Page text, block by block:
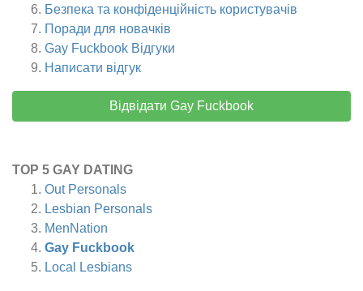
Безпека та конфіденційність користувачів
Поради для новачків
Gay Fuckbook Відгуки
Написати відгук
Відвідати Gay Fuckbook
TOP 5 GAY DATING
Out Personals
Lesbian Personals
MenNation
Gay Fuckbook
Local Lesbians